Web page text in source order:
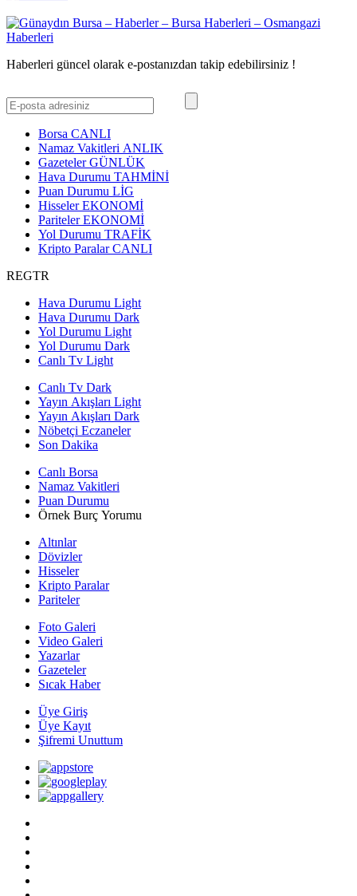
Haberleri güncel olarak e-postanızdan takip edebilirsiniz !
Borsa CANLI
Namaz Vakitleri ANLIK
GazetelerGÜNLÜK
Hava Durumu TAHMİNİ
Puan Durumu LİG
HisselerEKONOMİ
ParitelerEKONOMİ
Yol Durumu TRAFİK
Kripto ParalarCANLI
REGTR
Hava Durumu Light
Hava Durumu Dark
Yol Durumu Light
Yol Durumu Dark
Canlı Tv Light
Canlı Tv Dark
Yayın Akışları Light
Yayın Akışları Dark
Nöbetçi Eczaneler
Son Dakika
Canlı Borsa
Namaz Vakitleri
Puan Durumu
Örnek Burç Yorumu
Altınlar
Dövizler
Hisseler
Kripto Paralar
Pariteler
Foto Galeri
Video Galeri
Yazarlar
Gazeteler
Sıcak Haber
Üye Giriş
Üye Kayıt
Şifremi Unuttum